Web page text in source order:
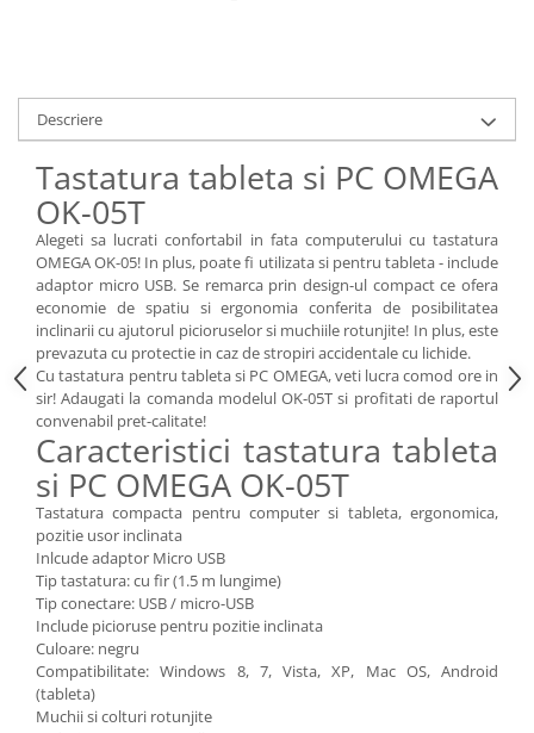
Descriere
Tastatura tableta si PC OMEGA
OK-05T
Alegeti sa lucrati confortabil in fata computerului cu tastatura
OMEGA OK-05! In plus, poate fi utilizata si pentru tableta - include
adaptor micro USB. Se remarca prin design-ul compact ce ofera
economie de spatiu si ergonomia conferita de posibilitatea
inclinarii cu ajutorul picioruselor si muchiile rotunjite! In plus, este
prevazuta cu protectie in caz de stropiri accidentale cu lichide.
Cu tastatura pentru tableta si PC OMEGA, veti lucra comod ore in
sir! Adaugati la comanda modelul OK-05T si profitati de raportul
convenabil pret-calitate!
Caracteristici tastatura tableta
si PC OMEGA OK-05T
Tastatura compacta pentru computer si tableta, ergonomica,
pozitie usor inclinata
Inlcude adaptor Micro USB
Tip tastatura: cu fir (1.5 m lungime)
Tip conectare: USB / micro-USB
Include picioruse pentru pozitie inclinata
Culoare: negru
Compatibilitate: Windows 8, 7, Vista, XP, Mac OS, Android
(tableta)
Muchii si colturi rotunjite